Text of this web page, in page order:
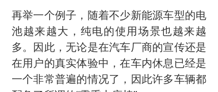
再举一个例子，随着不少新能源车型的电
池越来越大，纯电的使用场景也越来越
多。因此，无论是在汽车厂商的宣传还是
在用户的真实体验中，在车内休息已经是
一个非常普遍的情况了，因此许多车辆都